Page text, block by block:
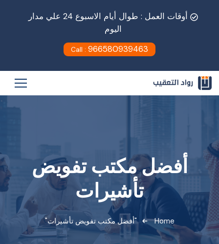
أوقات العمل : طوال أيام الاسبوع 24 علي مدار
اليوم
Call : 966580939463
أفضل مكتب تفويض
تأشيرات
Home "أفضل مكتب تفويض تأشيرات"